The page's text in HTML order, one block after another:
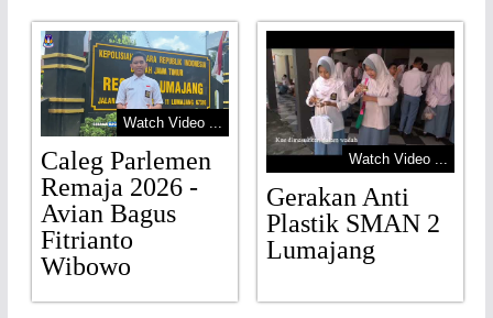
Watch Video ...
Caleg Parlemen
Remaja 2026 -
Avian Bagus
Fitrianto
Wibowo
Watch Video ...
Gerakan Anti
Plastik SMAN 2
Lumajang